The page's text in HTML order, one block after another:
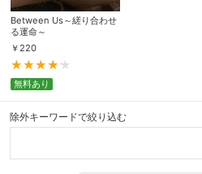
Between Us～縒り合わせ
る運命～
￥ 220
無料あり
除外キーワードで絞り込む